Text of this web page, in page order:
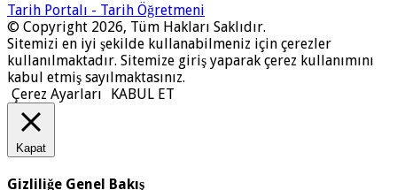
Tarih Portalı - Tarih Öğretmeni
© Copyright 2026, Tüm Hakları Saklıdır.
Sitemizi en iyi şekilde kullanabilmeniz için çerezler
kullanılmaktadır. Sitemize giriş yaparak çerez kullanımını
kabul etmiş sayılmaktasınız.
Çerez Ayarları
KABUL ET
Kapat
Gizliliğe Genel Bakış